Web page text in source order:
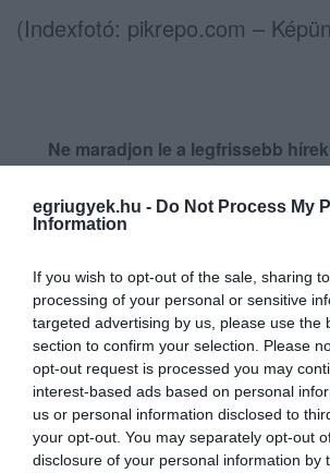
egriugyek.hu - Do Not Process My
Information
If you wish to opt-out of the sale, sharing
processing of your personal or sensitive
targeted advertising by us, please use the
section to confirm your selection. Please
opt-out request is processed you may
interest-based ads based on personal
us or personal information disclosed to
your opt-out. You may separately opt-out
disclosure of your personal information by
(Indexfotó: pikrepo.com –
Ne maradjon le a legfrissebb
bennünket az EGRI ÜGYEK
Legfrissebb híreink